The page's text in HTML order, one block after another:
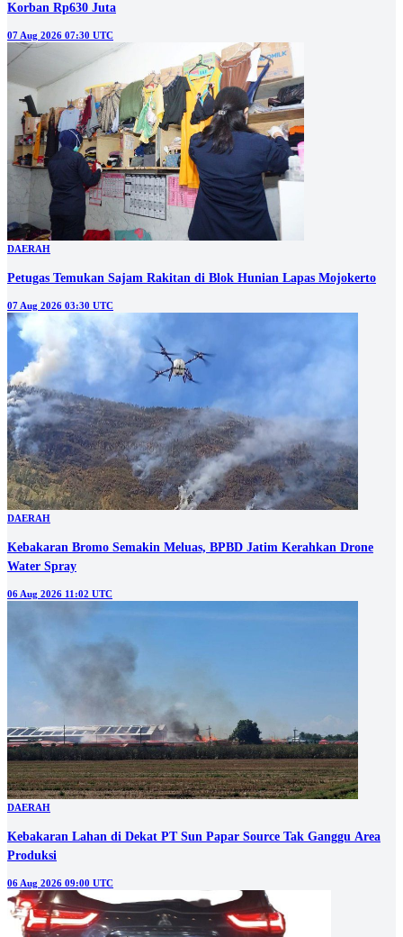
Korban Rp630 Juta
07 Aug 2026 07:30 UTC
DAERAH
Petugas Temukan Sajam Rakitan di Blok Hunian Lapas Mojokerto
07 Aug 2026 03:30 UTC
DAERAH
Kebakaran Bromo Semakin Meluas, BPBD Jatim Kerahkan Drone
Water Spray
06 Aug 2026 11:02 UTC
DAERAH
Kebakaran Lahan di Dekat PT Sun Papar Source Tak Ganggu Area
Produksi
06 Aug 2026 09:00 UTC